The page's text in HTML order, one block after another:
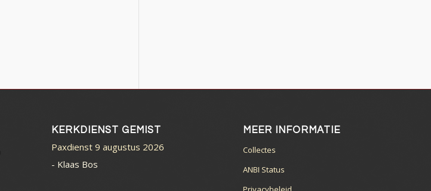
KERKDIENST GEMIST
Paxdienst 9 augustus 2026
- Klaas Bos
MEER INFORMATIE
Collectes
ANBI Status